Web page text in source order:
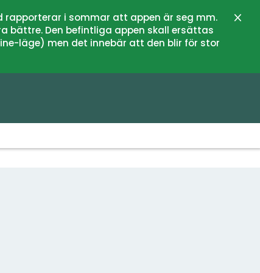
i sommar att appen är seg mm.
bättre. Den befintliga appen skall ersättas
läge) men det innebär att den blir för stor